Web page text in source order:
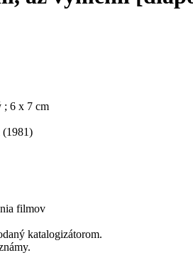
; 6 x 7 cm
(1981)
filmov
katalogizátorom.